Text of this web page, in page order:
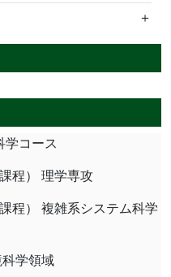
＋
学コース
程） 理学専攻
程） 複雑系システム科学
学領域